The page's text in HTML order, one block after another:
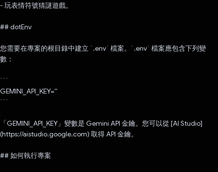
- 玩表情符號猜謎遊戲。
## dotEnv
您需要在專案的根目錄中建立 `.env` 檔案。`.env` 檔案應包含下列變
數：
```
GEMINI_API_KEY=''
```
「GEMINI_API_KEY」變數是 Gemini API 金鑰。您可以從 [AI Studio]
(https://aistudio.google.com) 取得 API 金鑰。
## 如何執行專案